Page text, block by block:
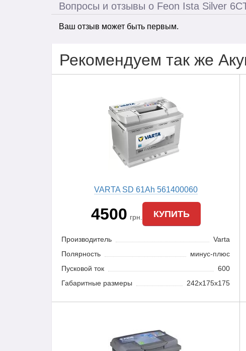
Вопросы и отзывы о Feon Ista Silver
Ваш отзыв может быть первым.
Рекомендуем так же
VARTA SD 61Ah 561400060
4500 грн. КУПИТЬ
Производитель
Varta
Полярность
минус-плюс
Пусковой ток
600
Габаритные размеры
242x175x175